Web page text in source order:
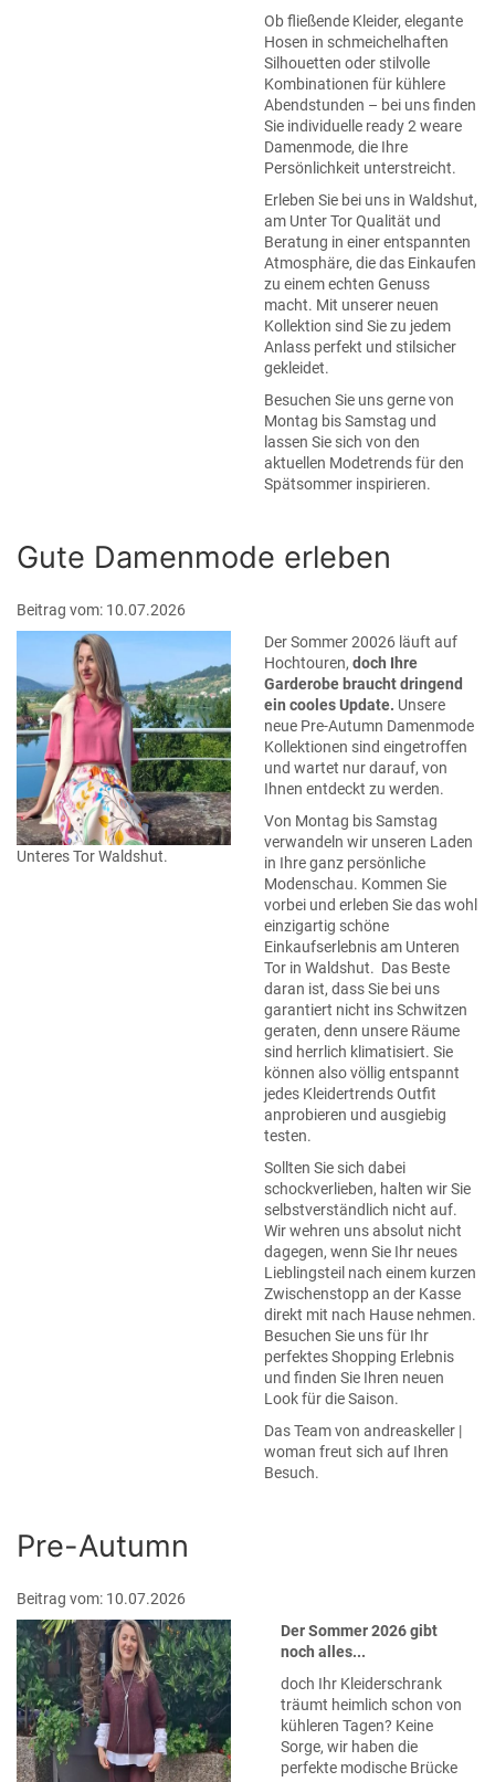
Ob fließende Kleider, elegante
Hosen in schmeichelhaften
Silhouetten oder stilvolle
Kombinationen für kühlere
Abendstunden – bei uns finden
Sie individuelle ready 2 weare
Damenmode, die Ihre
Persönlichkeit unterstreicht.
Erleben Sie bei uns in Waldshut,
am Unter Tor Qualität und
Beratung in einer entspannten
Atmosphäre, die das Einkaufen
zu einem echten Genuss
macht. Mit unserer neuen
Kollektion sind Sie zu jedem
Anlass perfekt und stilsicher
gekleidet.
Besuchen Sie uns gerne von
Montag bis Samstag und
lassen Sie sich von den
aktuellen Modetrends für den
Spätsommer inspirieren.
Gute Damenmode erleben
Beitrag vom: 10.07.2026
Unteres Tor Waldshut.
Der Sommer 20026 läuft auf
Hochtouren, doch Ihre
Garderobe braucht dringend
ein cooles Update. Unsere
neue Pre-Autumn Damenmode
Kollektionen sind eingetroffen
und wartet nur darauf, von
Ihnen entdeckt zu werden.
Von Montag bis Samstag
verwandeln wir unseren Laden
in Ihre ganz persönliche
Modenschau. Kommen Sie
vorbei und erleben Sie das wohl
einzigartig schöne
Einkaufserlebnis am Unteren
Tor in Waldshut. Das Beste
daran ist, dass Sie bei uns
garantiert nicht ins Schwitzen
geraten, denn unsere Räume
sind herrlich klimatisiert. Sie
können also völlig entspannt
jedes Kleidertrends Outfit
anprobieren und ausgiebig
testen.
Sollten Sie sich dabei
schockverlieben, halten wir Sie
selbstverständlich nicht auf.
Wir wehren uns absolut nicht
dagegen, wenn Sie Ihr neues
Lieblingsteil nach einem kurzen
Zwischenstopp an der Kasse
direkt mit nach Hause nehmen.
Besuchen Sie uns für Ihr
perfektes Shopping Erlebnis
und finden Sie Ihren neuen
Look für die Saison.
Das Team von andreaskeller |
woman freut sich auf Ihren
Besuch.
Pre-Autumn
Beitrag vom: 10.07.2026
Der Sommer 2026 gibt
noch alles...
doch Ihr Kleiderschrank
träumt heimlich schon von
kühleren Tagen? Keine
Sorge, wir haben die
perfekte modische Brücke